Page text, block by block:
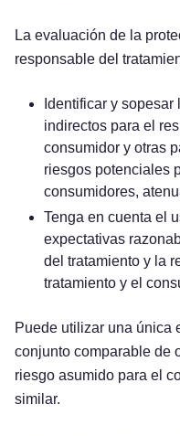
La evaluación de la
responsable del
Identificar y
indirectos para el
consumidor y otras
riesgos potenciales
consumidores,
Tenga en cuenta el
expectativas
del tratamiento y la
tratamiento y el
Puede utilizar una única
conjunto comparable de
riesgo asumido para el
similar.